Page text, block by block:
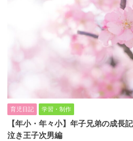
育児日記 学習・制作
【年小・年々小】年子兄弟の成
泣き王子次男編